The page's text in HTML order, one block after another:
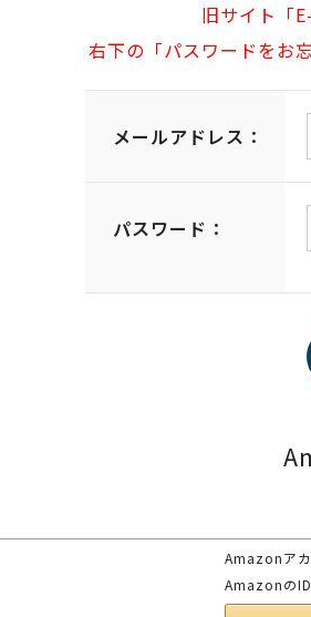
旧サイト「
右下の「パスワードをお
メールアドレス：
パスワード：
Amazonアカ
AmazonのID